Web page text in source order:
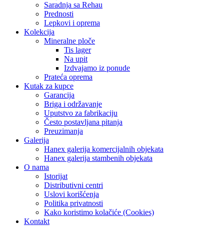
Saradnja sa Rehau
Prednosti
Lepkovi i oprema
Kolekcija
Mineralne ploče
Tis lager
Na upit
Izdvajamo iz ponude
Prateća oprema
Kutak za kupce
Garancija
Briga i održavanje
Uputstvo za fabrikaciju
Često postavljana pitanja
Preuzimanja
Galerija
Hanex galerija komercijalnih objekata
Hanex galerija stambenih objekata
O nama
Istorijat
Distributivni centri
Uslovi korišćenja
Politika privatnosti
Kako koristimo kolačiće (Cookies)
Kontakt